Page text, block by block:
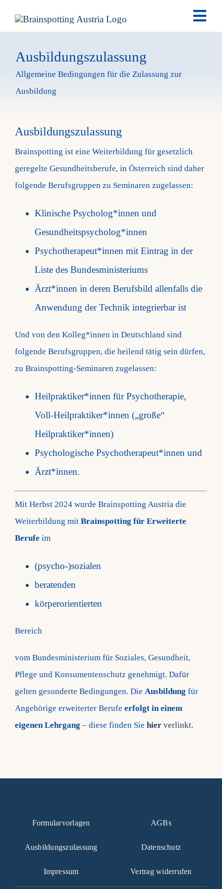
Ausbildung
Fachpersonen
News
Mein Account
Ausbildungszulassung
Allgemeine Bedingungen für die Zulassung zur
Ausbildung
Ausbildungszulassung
Brainspotting ist eine Weiterbildung für gesetzlich
geregelte Gesundheitsberufe, in Österreich sind daher
folgende Berufsgruppen zu Seminaren zugelassen:
Klinische Psycholog*innen und
Gesundheitspsycholog*innen
Psychotherapeut*innen mit Eintrag in der
Liste des Bundesministeriums
Ärzt*innen in deren Berufsbild allenfalls die
Anwendung der Technik integrierbar ist
Und von den Kolleg*innen in Deutschland sind
folgende Berufsgruppen, die heilend tätig sein dürfen,
zu Brainspotting-Seminaren zugelassen:
Heilpraktiker*innen für Psychotherapie,
Voll-Heilpraktiker*innen („große“
Heilpraktiker*innen)
Psychologische Psychotherapeut*innen und
Ärzt*innen.
Mit Herbst 2024 wurde Brainspotting Austria die
Weiterbildung mit Brainspotting für Erweiterte
Berufe im
(psycho-)sozialen
beratenden
körperorientierten
Bereich
vom Bundesministerium für Soziales, Gesundheit,
Pflege und Konsumentenschutz genehmigt. Dafür
gelten gesonderte Bedingungen. Die Ausbildung für
Angehörige erweiterter Berufe erfolgt in einem
eigenen Lehrgang – diese finden Sie hierverlinkt.
Formularvorlagen
Ausbildungszulassung
Impressum
AGBs
Datenschutz
Vertrag widerrufen